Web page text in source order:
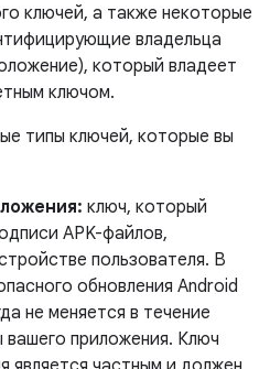
ключей, а также некоторые
владельца
который владеет
ключом.
типы ключей, которые вы
ключ, который
APK-файлов,
пользователя. В
обновления Android
не меняется в течение
вашего приложения. Ключ